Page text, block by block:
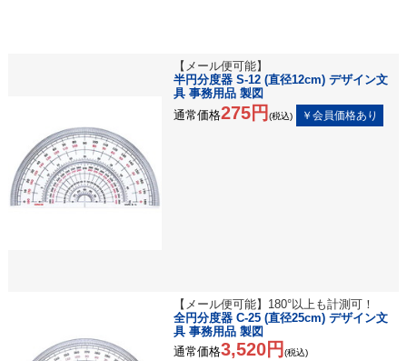
【メール便可能】
半円分度器 S-12 (直径12cm) デザイン文
具 事務用品 製図
通常価格275円 (税込)
【メール便可能】180°以上も計測可！
全円分度器 C-25 (直径25cm) デザイン文
具 事務用品 製図
通常価格3,520円 (税込)